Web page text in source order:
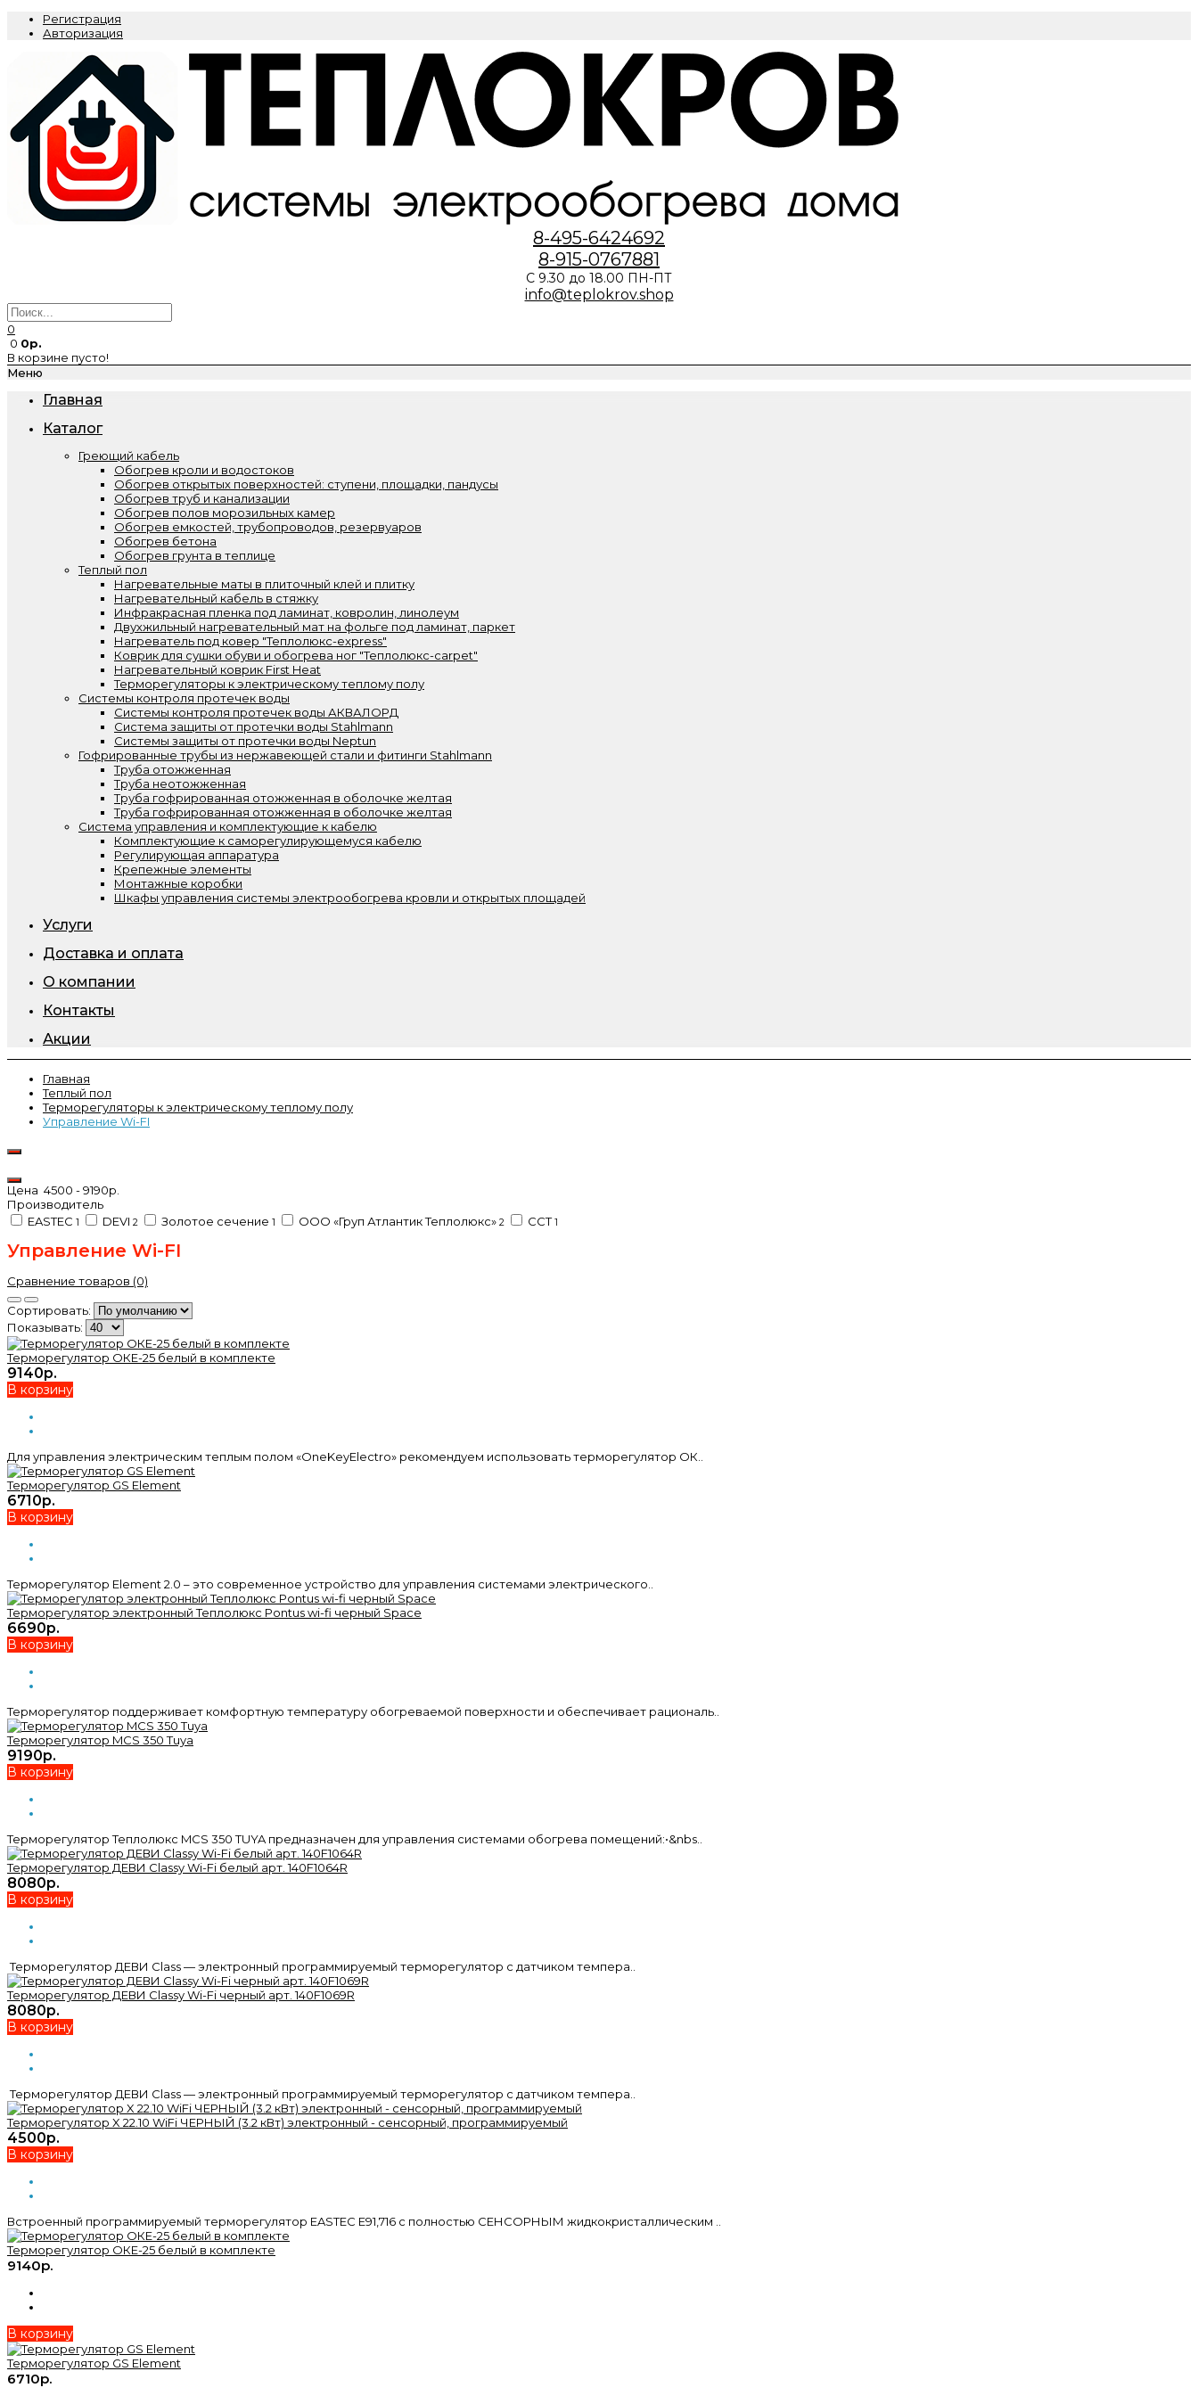
Регистрация
Авторизация
8-495-6424692
8-915-0767881
С 9.30 до 18.00 ПН-ПТ
info@teplokrov.shop
0
0 0р.
В корзине пусто!
Меню
Главная
Каталог
Греющий кабель
Обогрев кроли и водостоков
Обогрев открытых поверхностей: ступени, площадки, пандусы
Обогрев труб и канализации
Обогрев полов морозильных камер
Обогрев емкостей, трубопроводов, резервуаров
Обогрев бетона
Обогрев грунта в теплице
Теплый пол
Нагревательные маты в плиточный клей и плитку
Нагревательный кабель в стяжку
Инфракрасная пленка под ламинат, ковролин, линолеум
Двухжильный нагревательный мат на фольге под ламинат, паркет
Нагреватель под ковер "Теплолюкс-express"
Коврик для сушки обуви и обогрева ног "Теплолюкс-carpet"
Нагревательный коврик First Heat
Терморегуляторы к электрическому теплому полу
Системы контроля протечек воды
Системы контроля протечек воды АКВАЛОРД
Система защиты от протечки воды Stahlmann
Системы защиты от протечки воды Neptun
Гофрированные трубы из нержавеющей стали и фитинги Stahlmann
Труба отожженная
Труба неотожженная
Труба гофрированная отожженная в оболочке желтая
Труба гофрированная отожженная в оболочке желтая
Система управления и комплектующие к кабелю
Комплектующие к саморегулирующемуся кабелю
Регулирующая аппаратура
Крепежные элементы
Монтажные коробки
Шкафы управления системы электрообогрева кровли и открытых площадей
Услуги
Доставка и оплата
О компании
Контакты
Акции
Главная
Теплый пол
Терморегуляторы к электрическому теплому полу
Управление Wi-FI
Цена 4500 -9190р.
Производитель
EASTEC 1 DEVI 2 Золотое сечение 1 ООО «Груп Атлантик Теплолюкс» 2 ССТ1
Управление Wi-FI
Сравнение товаров (0)
Сортировать:
Показывать:
Терморегулятор ОКЕ-25 белый в комплекте
9140р.
В корзину
Для управления электрическим теплым полом «OneKeyElectro» рекомендуем использовать терморегулятор ОК..
Терморегулятор GS Element
6710р.
В корзину
Терморегулятор Element 2.0 – это современное устройство для управления системами электрического..
Терморегулятор электронный Теплолюкс Pontus wi-fi черный Space
6690р.
В корзину
Терморегулятор поддерживает комфортную температуру обогреваемой поверхности и обеспечивает рациональ..
Терморегулятор MCS 350 Tuya
9190р.
В корзину
Терморегулятор Теплолюкс MCS 350 TUYA предназначен для управления системами обогрева помещений:•&nbs..
Терморегулятор ДЕВИ Classy Wi-Fi белый арт. 140F1064R
8080р.
В корзину
Терморегулятор ДЕВИ Class — электронный программируемый терморегулятор с датчиком темпера..
Терморегулятор ДЕВИ Classy Wi-Fi черный арт. 140F1069R
8080р.
В корзину
Терморегулятор ДЕВИ Class — электронный программируемый терморегулятор с датчиком темпера..
Терморегулятор X 22.10 WiFi ЧЕРНЫЙ (3.2 кВт) электронный - сенсорный, программируемый
4500р.
В корзину
Встроенный программируемый терморегулятор EASTEC E91,716 с полностью СЕНСОРНЫМ жидкокристаллическим ..
Терморегулятор ОКЕ-25 белый в комплекте
9140р.
В корзину
Терморегулятор GS Element
6710р.